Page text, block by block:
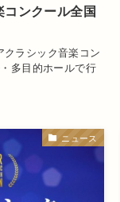
ンクール全国
ラシック音楽コン
多目的ホールで行
ニュース